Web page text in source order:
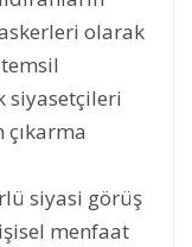
askerleri olarak
siyasetçileri
siyasi görüş
menfaat